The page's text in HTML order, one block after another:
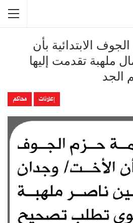
الابتدائية بأن
ملهبة تقدمت إليها
الجد
إعلانات محاكم